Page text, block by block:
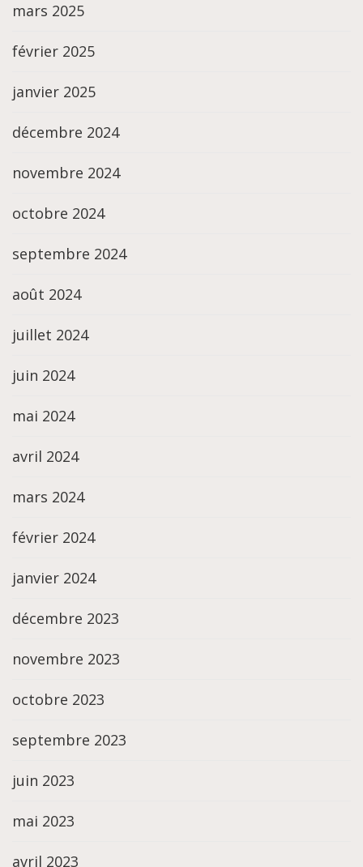
mars 2025
février 2025
janvier 2025
décembre 2024
novembre 2024
octobre 2024
septembre 2024
août 2024
juillet 2024
juin 2024
mai 2024
avril 2024
mars 2024
février 2024
janvier 2024
décembre 2023
novembre 2023
octobre 2023
septembre 2023
juin 2023
mai 2023
avril 2023